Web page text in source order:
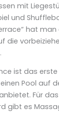
mit
und
hat man
die
ist das
Pool auf
Für
gibt es